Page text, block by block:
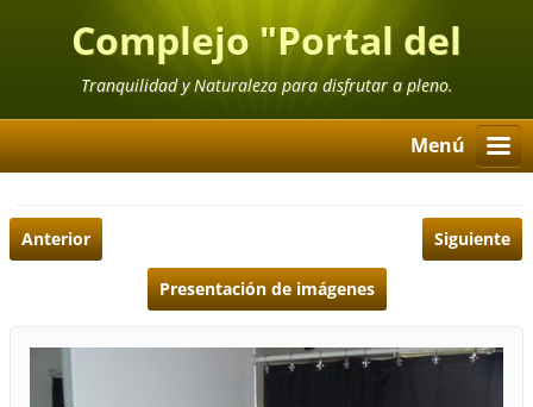
Complejo "Portal del
Ubajay"
Tranquilidad y Naturaleza para disfrutar a pleno.
Menú
Anterior Siguiente
Presentación de imágenes